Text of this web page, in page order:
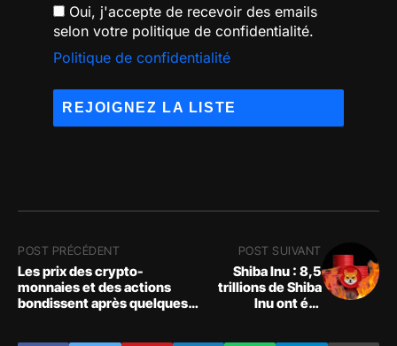
Oui, j'accepte de recevoir des emails
selon votre politique de confidentialité.
Politique de confidentialité
POST PRÉCÉDENT
Les prix des crypto-
monnaies et des actions
bondissent après quelques
POST SUIVANT
Shiba Inu : 8,5
trillions de Shiba
Inu ont été